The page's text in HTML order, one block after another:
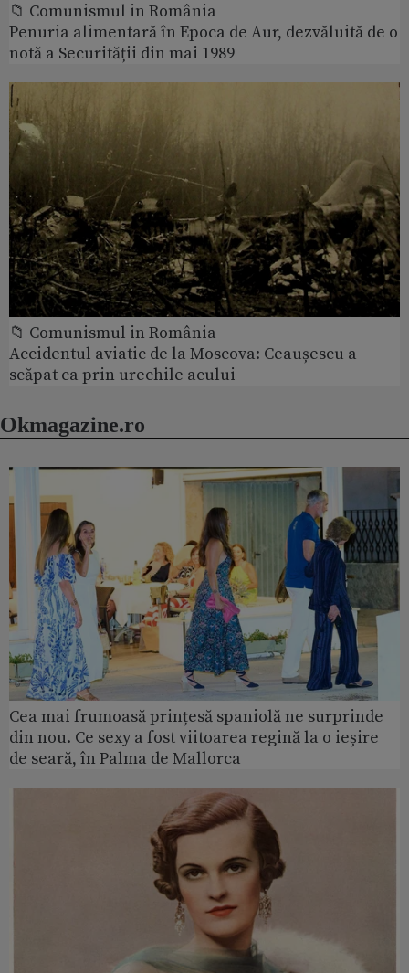
📁 Comunismul in România
Penuria alimentară în Epoca de Aur, dezvăluită de o
notă a Securității din mai 1989
📁 Comunismul in România
Accidentul aviatic de la Moscova: Ceaușescu a
scăpat ca prin urechile acului
Okmagazine.ro
Cea mai frumoasă prințesă spaniolă ne surprinde
din nou. Ce sexy a fost viitoarea regină la o ieșire
de seară, în Palma de Mallorca